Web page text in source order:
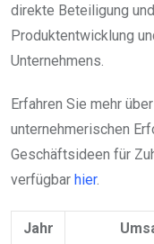
direkte Beteiligung
Produktentwicklung
Unternehmens.
Erfahren Sie mehr
unternehmerischen
Geschäftsideen für
verfügbar hier.
Jahr